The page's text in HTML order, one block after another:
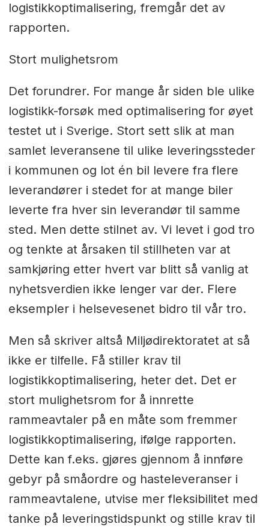
logistikkoptimalisering, fremgår det av
rapporten.
Stort mulighetsrom
Det forundrer. For mange år siden ble ulike
logistikk-forsøk med optimalisering for øyet
testet ut i Sverige. Stort sett slik at man
samlet leveransene til ulike leveringssteder
i kommunen og lot én bil levere fra flere
leverandører i stedet for at mange biler
leverte fra hver sin leverandør til samme
sted. Men dette stilnet av. Vi levet i god tro
og tenkte at årsaken til stillheten var at
samkjøring etter hvert var blitt så vanlig at
nyhetsverdien ikke lenger var der. Flere
eksempler i helsevesenet bidro til vår tro.
Men så skriver altså Miljødirektoratet at så
ikke er tilfelle. Få stiller krav til
logistikkoptimalisering, heter det. Det er
stort mulighetsrom for å innrette
rammeavtaler på en måte som fremmer
logistikkoptimalisering, ifølge rapporten.
Dette kan f.eks. gjøres gjennom å innføre
gebyr på småordre og hasteleveranser i
rammeavtalene, utvise mer fleksibilitet med
tanke på leveringstidspunkt og stille krav til